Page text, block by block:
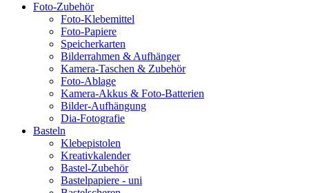
Foto-Zubehör
Foto-Klebemittel
Foto-Papiere
Speicherkarten
Bilderrahmen & Aufhänger
Kamera-Taschen & Zubehör
Foto-Ablage
Kamera-Akkus & Foto-Batterien
Bilder-Aufhängung
Dia-Fotografie
Basteln
Klebepistolen
Kreativkalender
Bastel-Zubehör
Bastelpapiere - uni